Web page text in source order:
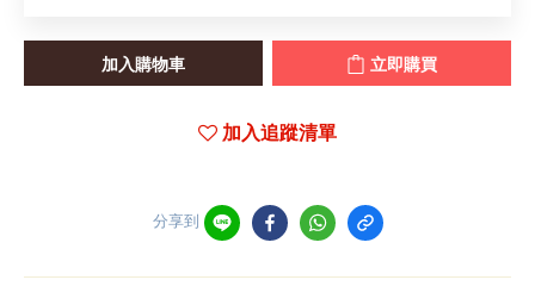
加入購物車 立即購買
加入追蹤清單
分享到